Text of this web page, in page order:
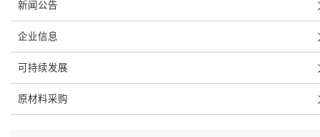
新闻公告
企业信息
可持续发展
原材料采购